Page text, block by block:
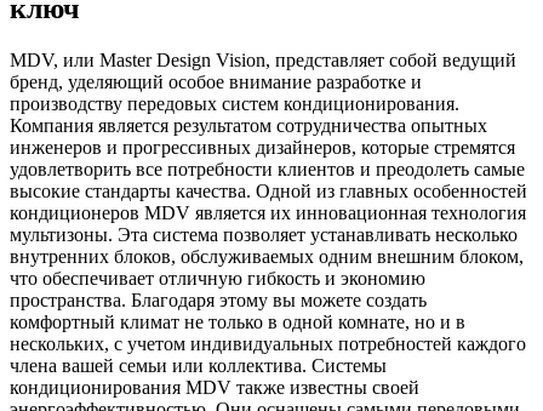
ключ
MDV, или Master Design Vision, представляет собой ведущий
бренд, уделяющий особое внимание разработке и
производству передовых систем кондиционирования.
Компания является результатом сотрудничества опытных
инженеров и прогрессивных дизайнеров, которые стремятся
удовлетворить все потребности клиентов и преодолеть самые
высокие стандарты качества. Одной из главных особенностей
кондиционеров MDV является их инновационная технология
мультизоны. Эта система позволяет устанавливать несколько
внутренних блоков, обслуживаемых одним внешним блоком,
что обеспечивает отличную гибкость и экономию
пространства. Благодаря этому вы можете создать
комфортный климат не только в одной комнате, но и в
нескольких, с учетом индивидуальных потребностей каждого
члена вашей семьи или коллектива. Системы
кондиционирования MDV также известны своей